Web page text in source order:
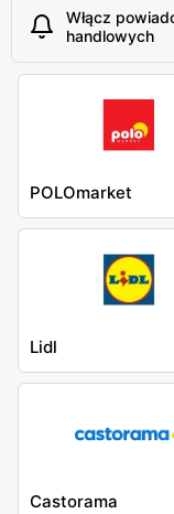
Włącz
handlowych
POLOmarket
Lidl
Castorama